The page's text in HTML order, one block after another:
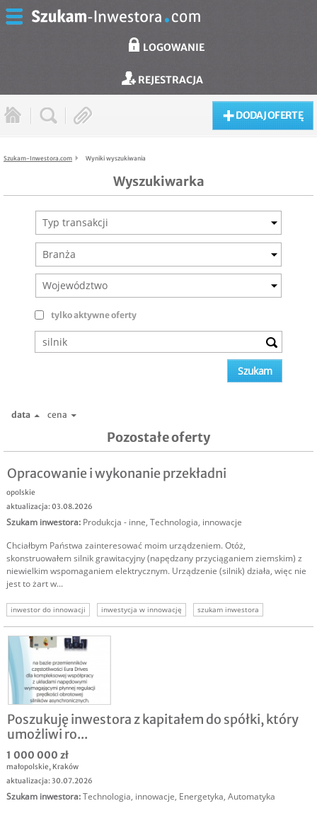
LOGOWANIE
REJESTRACJA
DODAJ OFERTĘ
Szukam-Inwestora.com Wyniki wyszukiwania
Wyszukiwarka
Typ transakcji
Branża
Województwo
tylko aktywne oferty
data cena
Pozostałe oferty
Opracowanie i wykonanie przekładni
opolskie
aktualizacja: 03.08.2026
Szukam inwestora: Produkcja - inne, Technologia, innowacje
Chciałbym Państwa zainteresować moim urządzeniem. Otóż,
skonstruowałem silnik grawitacyjny (napędzany przyciąganiem ziemskim) z
niewielkim wspomaganiem elektrycznym. Urządzenie (silnik) działa, więc nie
jest to żart w...
inwestor do innowacji inwestycja w innowację szukam inwestora
Poszukuję inwestora z kapitałem do spółki, który
umożliwi ro...
1 000 000 zł
małopolskie, Kraków
aktualizacja: 30.07.2026
Szukam inwestora:Technologia, innowacje, Energetyka, Automatyka